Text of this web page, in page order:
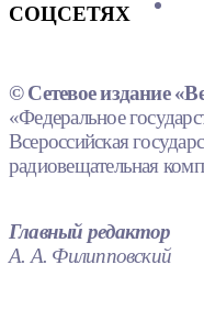
СОЦСЕТЯХ
© Сетевое издание
«Федеральное
Всероссийская
радиовещательная
Главный редактор
А. А. Филипповский